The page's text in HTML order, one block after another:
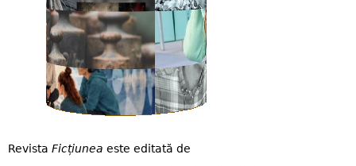
Revista Ficțiunea este editată de